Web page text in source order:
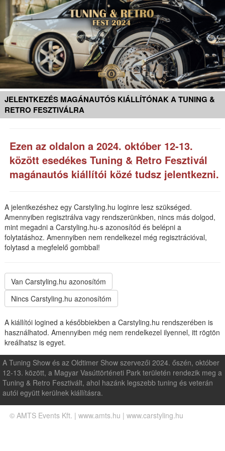
JELENTKEZÉS MAGÁNAUTÓS KIÁLLÍTÓNAK A TUNING &
RETRO FESZTIVÁLRA
Ezen az oldalon a 2024. október 12-13.
között esedékes Tuning & Retro Fesztivál
magánautós kiállítói közé tudsz jelentkezni.
A jelentkezéshez egy Carstyling.hu loginre lesz szükséged.
Amennyiben regisztrálva vagy rendszerünkben, nincs más dolgod,
mint megadni a Carstyling.hu-s azonosítód és belépni a
folytatáshoz. Amennyiben nem rendelkezel még regisztrációval,
folytasd a megfelelő gombbal!
A kiállítói logined a későbbiekben a Carstyling.hu rendszerében is
használhatod. Amennyiben még nem rendelkezel ilyennel, itt rögtön
kreálhatsz is egyet.
A Tuning Show és az Oldtimer Show szervezői 2024. őszén, október
12-13. között, a Magyar Vasúttörténeti Park területén rendezik meg a
Tuning & Retro Fesztivált, ahol hazánk legszebb tuning és veterán
autói együtt kerülnek kiállításra.
© AMTS Events Kft. | www.amts.hu | www.carstyling.hu